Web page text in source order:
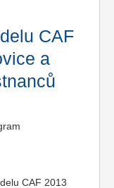
CAF
a
CAF 2013